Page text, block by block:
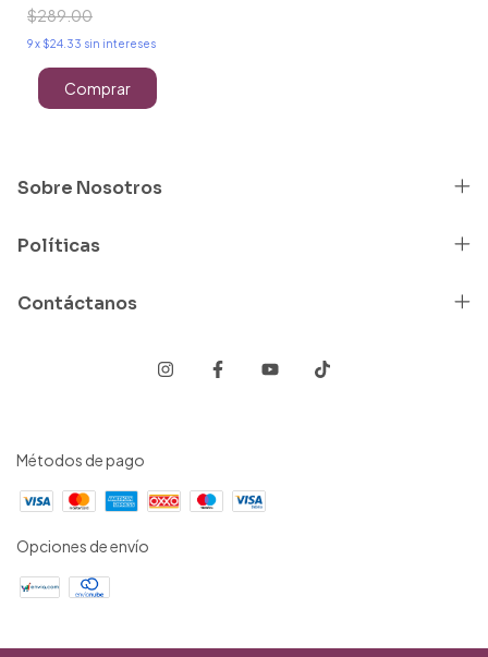
$289.00
9x $24.33 sin intereses
Comprar
Sobre Nosotros
Políticas
Contáctanos
Métodos de pago
Opciones de envío